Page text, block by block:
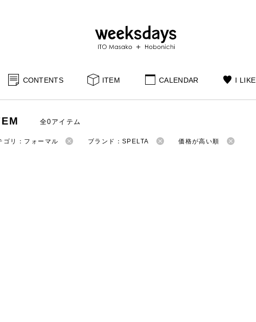
CONTENTS ITEM CALENDAR I LIKE
全0アイテム
ゴリ：フォーマル ブランド：SPELTA 価格が高い順